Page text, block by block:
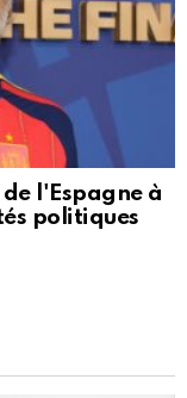
l'Espagne à
politiques